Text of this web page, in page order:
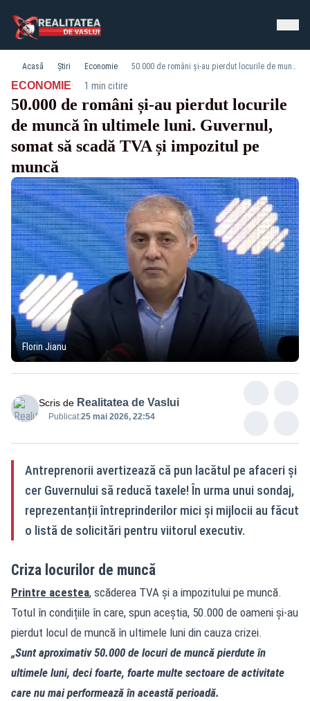
Acasă Știri Economie 50.000 de români și-au pierdut locurile de muncă în ultimele luni. Guvernul, somat să scadă TVA și impozitul pe muncă
ECONOMIE· 1 min citire
50.000 de români și-au pierdut locurile
de muncă în ultimele luni. Guvernul,
somat să scadă TVA și impozitul pe
muncă
Florin Jianu
Scris de Realitatea de Vaslui
Publicat:25 mai 2026, 22:54
Antreprenorii avertizează că pun lacătul pe afaceri și
cer Guvernului să reducă taxele! În urma unui sondaj,
reprezentanții întreprinderilor mici și mijlocii au făcut
o listă de solicitări pentru viitorul executiv.
Criza locurilor de muncă
Printre acestea, scăderea TVA și a impozitului pe muncă.
Totul în condițiile în care, spun aceștia, 50.000 de oameni și-au
pierdut locul de muncă în ultimele luni din cauza crizei.
„Sunt aproximativ 50.000 de locuri de muncă pierdute în
ultimele luni, deci foarte, foarte multe sectoare de activitate
care nu mai performează în această perioadă.